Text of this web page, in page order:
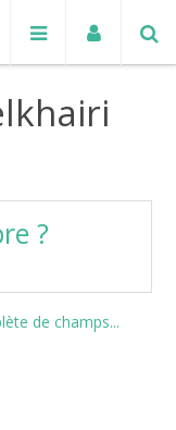
?
de champs...